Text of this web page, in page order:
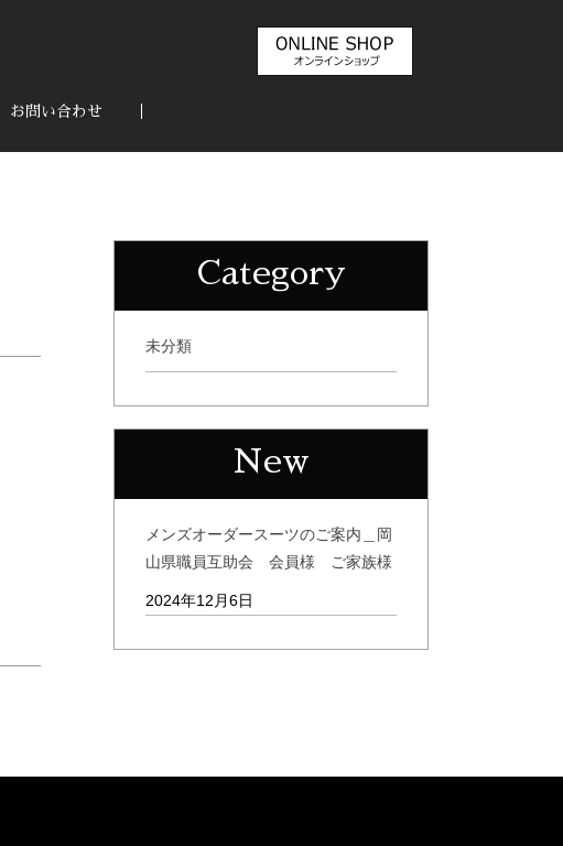
お問い合わせ
Category
未分類
New
メンズオーダースーツのご案内＿岡
山県職員互助会 会員様 ご家族様
2024年12月6日